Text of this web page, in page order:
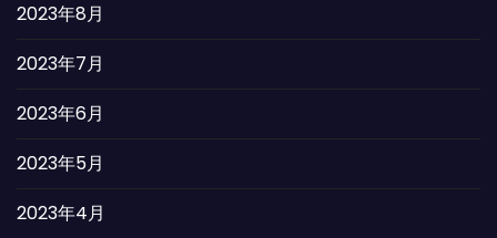
2023年8月
2023年7月
2023年6月
2023年5月
2023年4月